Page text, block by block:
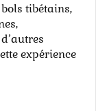
tibétains,
expérience